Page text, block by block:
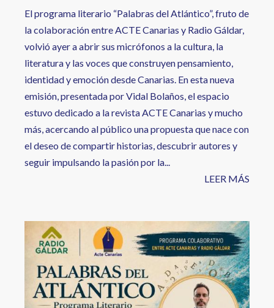
El programa literario “Palabras del Atlántico”, fruto de
la colaboración entre ACTE Canarias y Radio Gáldar,
volvió ayer a abrir sus micrófonos a la cultura, la
literatura y las voces que construyen pensamiento,
identidad y emoción desde Canarias. En esta nueva
emisión, presentada por Vidal Bolaños, el espacio
estuvo dedicado a la revista ACTE Canarias y mucho
más, acercando al público una propuesta que nace con
el deseo de compartir historias, descubrir autores y
seguir impulsando la pasión por la...
LEER MÁS
Image